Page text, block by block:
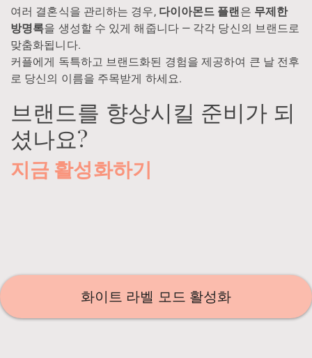
여러 결혼식을 관리하는 경우, 다이아몬드 플랜은 무제한
방명록을 생성할 수 있게 해줍니다 — 각각 당신의 브랜드로
맞춤화됩니다.
커플에게 독특하고 브랜드화된 경험을 제공하여 큰 날 전후
로 당신의 이름을 주목받게 하세요.
브랜드를 향상시킬 준비가 되
셨나요?
지금 활성화하기
화이트 라벨 모드 활성화